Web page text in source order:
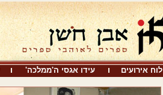
לוח אירועים עידו אגסי ה'ממלכה'